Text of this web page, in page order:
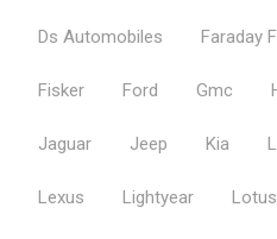
Ds Automobiles Faraday
Fisker Ford Gmc
Jaguar Jeep Kia
Lexus Lightyear Lotus